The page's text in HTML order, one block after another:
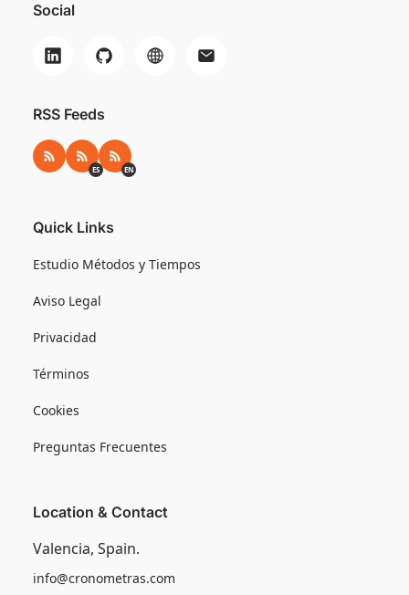
Social
RSS Feeds
RSS RSS ES
ES RSS EN
EN
Quick Links
Estudio Métodos y Tiempos
Aviso Legal
Privacidad
Términos
Cookies
Preguntas Frecuentes
Location & Contact
Valencia, Spain.
info@cronometras.com